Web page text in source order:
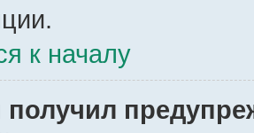
к началу
получил